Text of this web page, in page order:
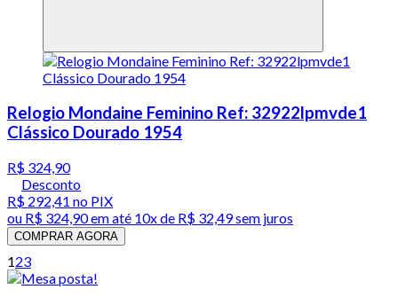
Relogio Mondaine Feminino Ref: 32922lpmvde1
Clássico Dourado 1954
R$ 324,90
Desconto
R$ 292,41 no PIX
ou R$ 324,90em até 10x de R$ 32,49 sem juros
COMPRAR AGORA
123